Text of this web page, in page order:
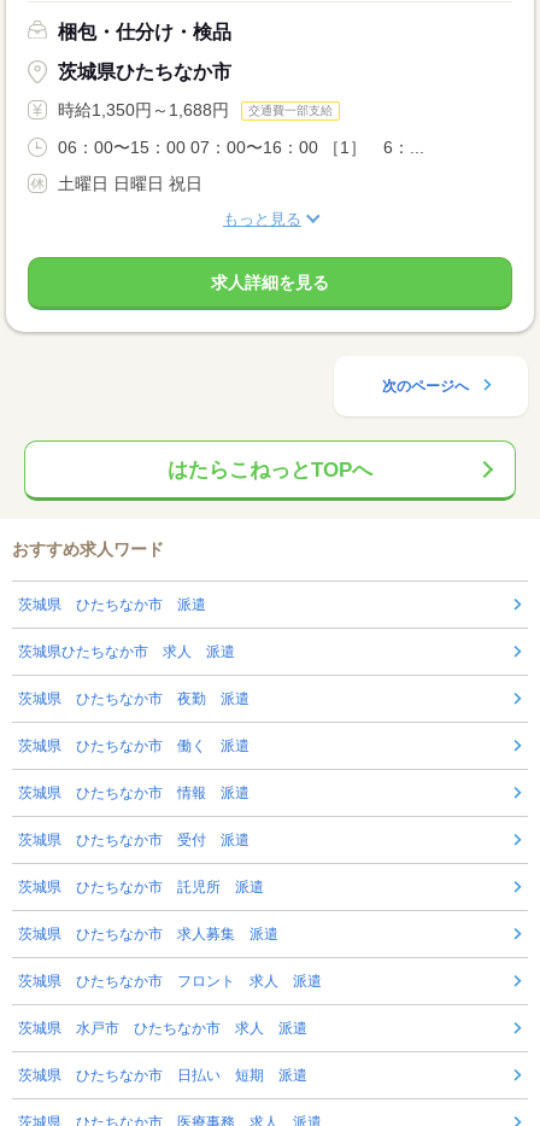
梱包・仕分け・検品
茨城県ひたちなか市
時給1,350円～1,688円 交通費一部支給
06：00〜15：00 07：00〜16：00 ［1］ 6：...
土曜日 日曜日 祝日
もっと見る
求人詳細を見る
次のページへ
はたらこねっとTOPへ
おすすめ求人ワード
茨城県 ひたちなか市 派遣
茨城県ひたちなか市 求人 派遣
茨城県 ひたちなか市 夜勤 派遣
茨城県 ひたちなか市 働く 派遣
茨城県 ひたちなか市 情報 派遣
茨城県 ひたちなか市 受付 派遣
茨城県 ひたちなか市 託児所 派遣
茨城県 ひたちなか市 求人募集 派遣
茨城県 ひたちなか市 フロント 求人 派遣
茨城県 水戸市 ひたちなか市 求人 派遣
茨城県 ひたちなか市 日払い 短期 派遣